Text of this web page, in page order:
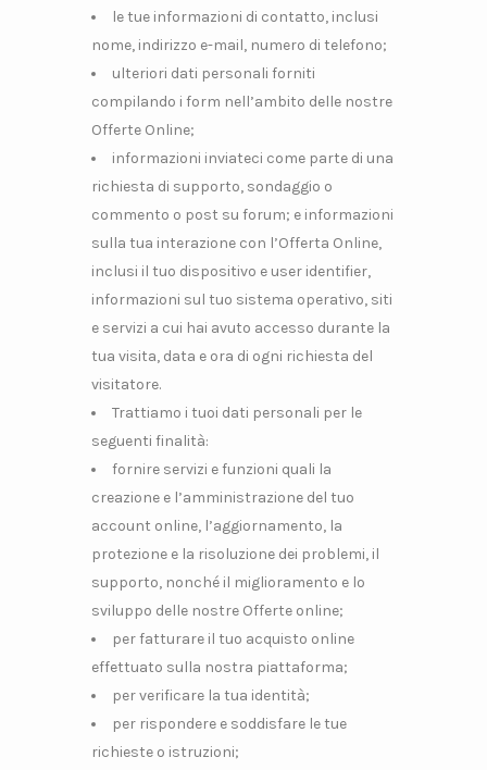
le tue informazioni di contatto, inclusi
nome, indirizzo e-mail, numero di telefono;
ulteriori dati personali forniti
compilando i form nell’ambito delle nostre
Offerte Online;
informazioni inviateci come parte di una
richiesta di supporto, sondaggio o
commento o post su forum; e informazioni
sulla tua interazione con l’Offerta Online,
inclusi il tuo dispositivo e user identifier,
informazioni sul tuo sistema operativo, siti
e servizi a cui hai avuto accesso durante la
tua visita, data e ora di ogni richiesta del
visitatore.
Trattiamo i tuoi dati personali per le
seguenti finalità:
fornire servizi e funzioni quali la
creazione e l’amministrazione del tuo
account online, l’aggiornamento, la
protezione e la risoluzione dei problemi, il
supporto, nonché il miglioramento e lo
sviluppo delle nostre Offerte online;
per fatturare il tuo acquisto online
effettuato sulla nostra piattaforma;
per verificare la tua identità;
per rispondere e soddisfare le tue
richieste o istruzioni;